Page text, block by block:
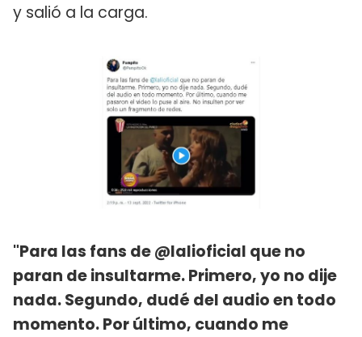
y salió a la carga.
"Para las fans de @lalioficial que no
paran de insultarme. Primero, yo no dije
nada. Segundo, dudé del audio en todo
momento. Por último, cuando me